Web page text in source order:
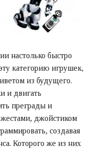
настолько быстро
категорию игрушек,
из будущего.
и двигать
преграды и
жестами, джойстиком
создавая
Которого же из них